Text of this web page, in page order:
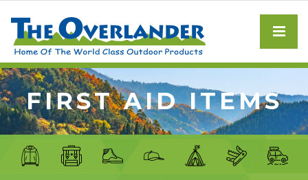
FIRST AID ITEMS